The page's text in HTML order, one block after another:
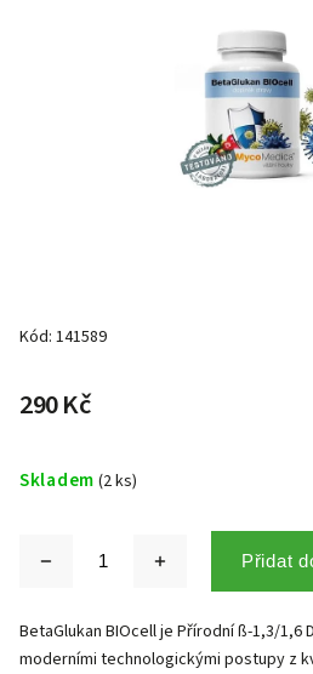
Kód: 141589
290 Kč
Skladem (2 ks)
Přidat
BetaGlukan BIOcell je Přírodní ß-1,3/1,6
moderními technologickými postupy z